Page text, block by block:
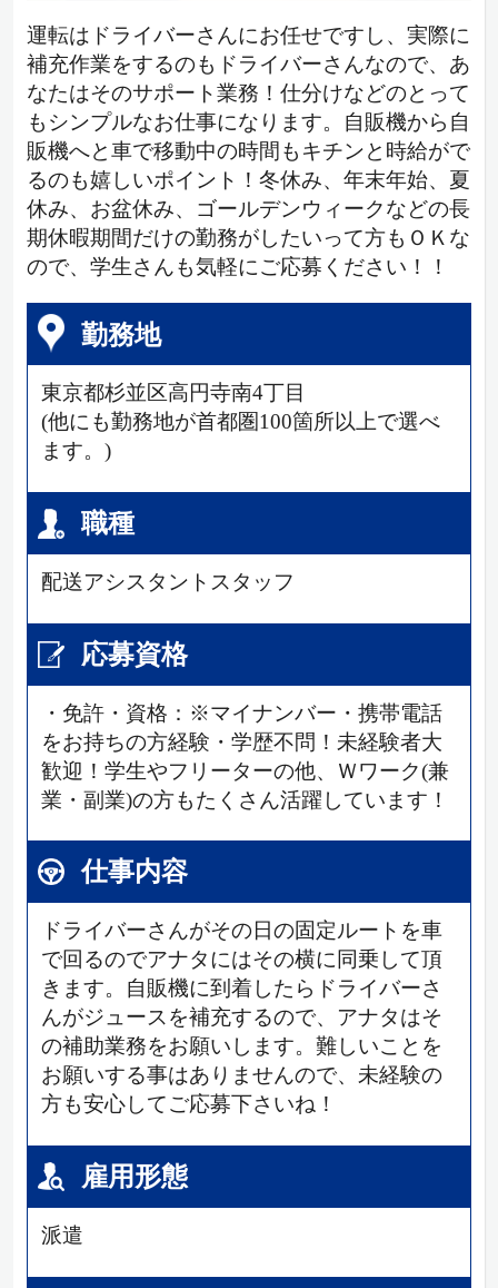
運転はドライバーさんにお任せですし、実際に
補充作業をするのもドライバーさんなので、あ
なたはそのサポート業務！仕分けなどのとって
もシンプルなお仕事になります。自販機から自
販機へと車で移動中の時間もキチンと時給がで
るのも嬉しいポイント！冬休み、年末年始、夏
休み、お盆休み、ゴールデンウィークなどの長
期休暇期間だけの勤務がしたいって方もＯＫな
ので、学生さんも気軽にご応募ください！！
勤務地
東京都杉並区高円寺南4丁目
(他にも勤務地が首都圏100箇所以上で選べ
ます。)
職種
配送アシスタントスタッフ
応募資格
・免許・資格：※マイナンバー・携帯電話
をお持ちの方経験・学歴不問！未経験者大
歓迎！学生やフリーターの他、Ｗワーク(兼
業・副業)の方もたくさん活躍しています！
仕事内容
ドライバーさんがその日の固定ルートを車
で回るのでアナタにはその横に同乗して頂
きます。自販機に到着したらドライバーさ
んがジュースを補充するので、アナタはそ
の補助業務をお願いします。難しいことを
お願いする事はありませんので、未経験の
方も安心してご応募下さいね！
雇用形態
派遣